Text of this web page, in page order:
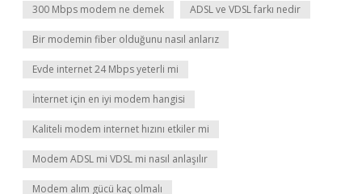
300 Mbps modem ne demek ADSL ve VDSL farkı nedir
Bir modemin fiber olduğunu nasıl anlarız
Evde internet 24 Mbps yeterli mi
İnternet için en iyi modem hangisi
Kaliteli modem internet hızını etkiler mi
Modem ADSL mi VDSL mi nasıl anlaşılır
Modem alım gücü kaç olmalı